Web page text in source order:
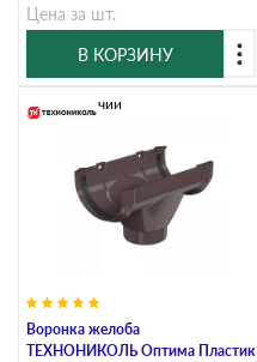
Цена за шт.
В КОРЗИНУ
Воронка желоба
ТЕХНОНИКОЛЬ Оптима Пластик
В наличии